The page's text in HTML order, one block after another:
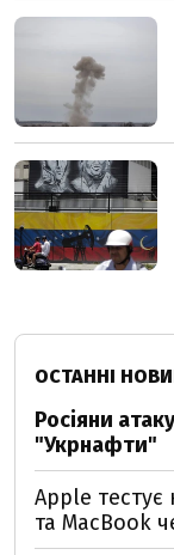
ОСТАННІ
Росіяни
"Укрнафти"
Apple
та MacBook